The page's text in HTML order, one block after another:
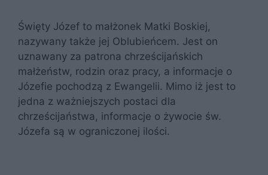
Święty Józef to małżonek Matki Boskiej,
nazywany także jej Oblubieńcem. Jest on
uznawany za patrona chrześcijańskich
małżeństw, rodzin oraz pracy, a informacje o
Józefie pochodzą z Ewangelii. Mimo iż jest to
jedna z ważniejszych postaci dla
chrześcijaństwa, informacje o żywocie św.
Józefa są w ograniczonej ilości.